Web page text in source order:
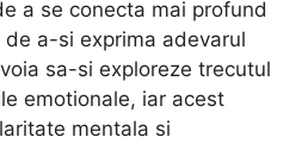
a se conecta mai profund
a-si exprima adevarul
sa-si exploreze trecutul
emotionale, iar acest
mentala si